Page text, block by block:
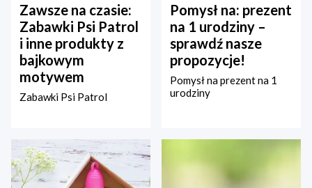
Zawsze na czasie:
Zabawki Psi Patrol
i inne produkty z
bajkowym
motywem
Zabawki Psi Patrol
Pomysł na: prezent
na 1 urodziny –
sprawdź nasze
propozycje!
Pomysł na prezent na 1
urodziny